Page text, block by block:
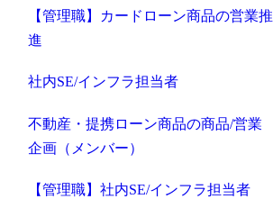
【管理職】カードローン商品の営業推
進
社内SE/インフラ担当者
不動産・提携ローン商品の商品/営業
企画（メンバー）
【管理職】社内SE/インフラ担当者